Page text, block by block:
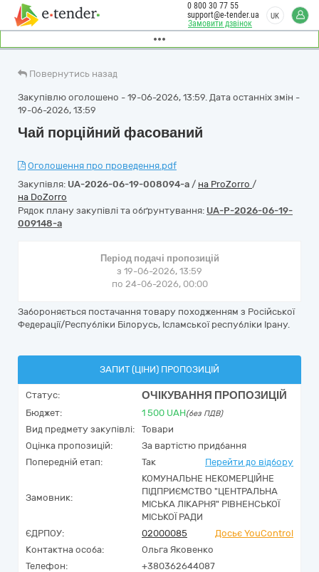
Замовити дзвінок
0 800 30 77 55
support@e-tender.ua
UK
Повернутись назад
Закупівлю оголошено - 19-06-2026, 13:59. Дата останніх змін -
19-06-2026, 13:59
Чай порційний фасований
Оголошення про проведення.pdf
Закупівля: UA-2026-06-19-008094-a / на ProZorro /
на DoZorro
Рядок плану закупівлі та обґрунтування: UA-P-2026-06-19-
009148-a
Період подачі пропозицій
з 19-06-2026, 13:59
по 24-06-2026, 00:00
Забороняється постачання товару походженням з Російської
Федерації/Республіки Білорусь, Ісламської республіки Ірану.
ЗАПИТ (ЦІНИ) ПРОПОЗИЦІЙ
Статус: ОЧІКУВАННЯ ПРОПОЗИЦІЙ
Бюджет: 1 500 UAH(без ПДВ)
Вид предмету закупівлі:
Товари
Оцінка пропозицій:
За вартістю придбання
Попередній етап:
Так Перейти до відбору
Замовник:
КОМУНАЛЬНЕ НЕКОМЕРЦІЙНЕ
ПІДПРИЄМСТВО "ЦЕНТРАЛЬНА
МІСЬКА ЛІКАРНЯ" РІВНЕНСЬКОЇ
МІСЬКОЇ РАДИ
ЄДРПОУ:
02000085
Досьє YouControl
Контактна особа:
Ольга Яковенко
Телефон:
+380362644087